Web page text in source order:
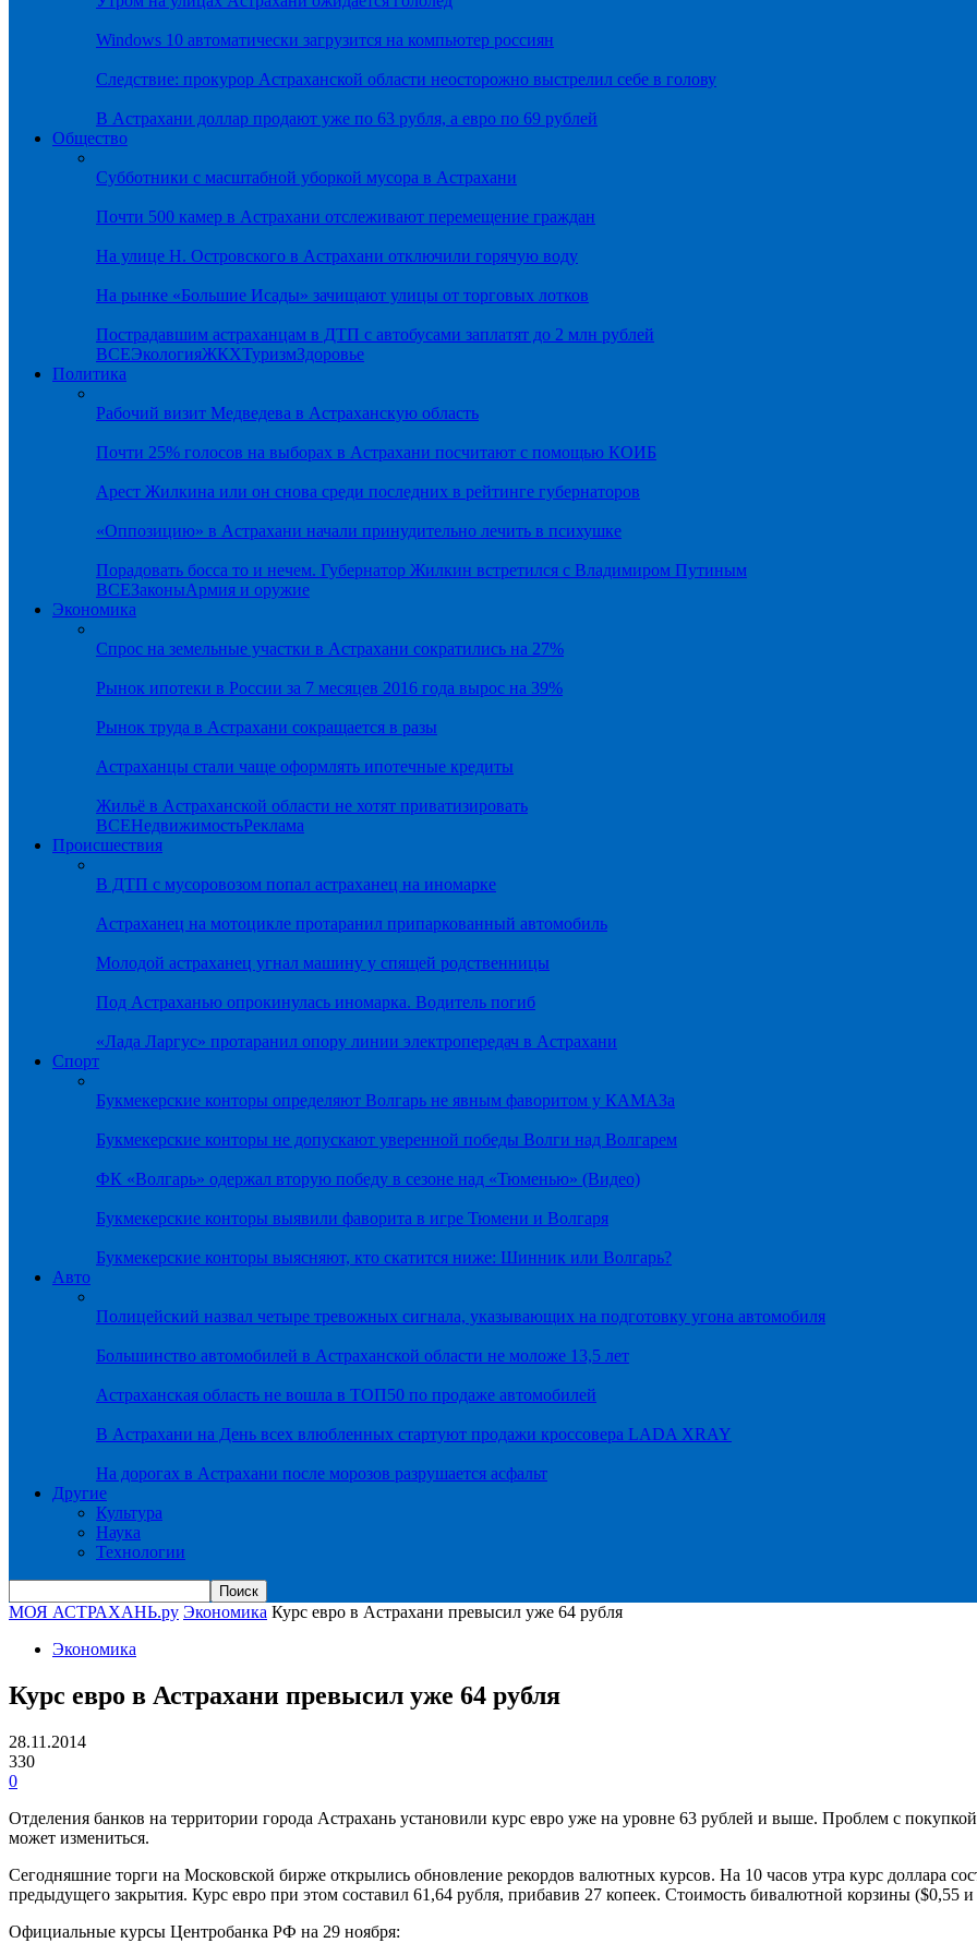
Windows 10 автоматически загрузится на компьютер россиян
Следствие: прокурор Астраханской области неосторожно выстрелил себе в голову
В Астрахани доллар продают уже по 63 рубля, а евро по 69 рублей
Общество
Субботники с масштабной уборкой мусора в Астрахани
Почти 500 камер в Астрахани отслеживают перемещение граждан
На улице Н. Островского в Астрахани отключили горячую воду
На рынке «Большие Исады» зачищают улицы от торговых лотков
Пострадавшим астраханцам в ДТП с автобусами заплатят до 2 млн рублей
ВСЕЭкологияЖКХТуризмЗдоровье
Политика
Рабочий визит Медведева в Астраханскую область
Почти 25% голосов на выборах в Астрахани посчитают с помощью КОИБ
Арест Жилкина или он снова среди последних в рейтинге губернаторов
«Оппозицию» в Астрахани начали принудительно лечить в психушке
Порадовать босса то и нечем. Губернатор Жилкин встретился с Владимиром Путиным
ВСЕЗаконыАрмия и оружие
Экономика
Спрос на земельные участки в Астрахани сократились на 27%
Рынок ипотеки в России за 7 месяцев 2016 года вырос на 39%
Рынок труда в Астрахани сокращается в разы
Астраханцы стали чаще оформлять ипотечные кредиты
Жильё в Астраханской области не хотят приватизировать
ВСЕНедвижимостьРеклама
Происшествия
В ДТП с мусоровозом попал астраханец на иномарке
Астраханец на мотоцикле протаранил припаркованный автомобиль
Молодой астраханец угнал машину у спящей родственницы
Под Астраханью опрокинулась иномарка. Водитель погиб
«Лада Ларгус» протаранил опору линии электропередач в Астрахани
Спорт
Букмекерские конторы определяют Волгарь не явным фаворитом у КАМАЗа
Букмекерские конторы не допускают уверенной победы Волги над Волгарем
ФК «Волгарь» одержал вторую победу в сезоне над «Тюменью» (Видео)
Букмекерские конторы выявили фаворита в игре Тюмени и Волгаря
Букмекерские конторы выясняют, кто скатится ниже: Шинник или Волгарь?
Авто
Полицейский назвал четыре тревожных сигнала, указывающих на подготовку угона автомобиля
Большинство автомобилей в Астраханской области не моложе 13,5 лет
Астраханская область не вошла в ТОП50 по продаже автомобилей
В Астрахани на День всех влюбленных стартуют продажи кроссовера LADA XRAY
На дорогах в Астрахани после морозов разрушается асфальт
Другие
Культура
Наука
Технологии
МОЯ АСТРАХАНЬ.ру Экономика Курс евро в Астрахани превысил уже 64 рубля
Экономика
Курс евро в Астрахани превысил уже 64 рубля
28.11.2014
330
0
Отделения банков на территории города Астрахань установили курс евро уже на уровне 63 рублей и выше. Проблем с
может измениться.
Сегодняшние торги на Московской бирже открылись обновление рекордов валютных курсов. На 10 часов утра курс доллара
предыдущего закрытия. Курс евро при этом составил 61,64 рубля, прибавив 27 копеек. Стоимость бивалютной корзины ($0,55
Официальные курсы Центробанка РФ на 29 ноября: